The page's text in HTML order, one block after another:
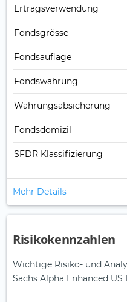
Ertrags­verwendung
Fonds­grösse
Fonds­auflage
Fonds­währung
Währungsabsicherung
Fondsdomizil
SFDR Klassifizierung
Mehr Details
Risikokennzahlen
Wichtige Risiko- und
Sachs Alpha Enhanced US